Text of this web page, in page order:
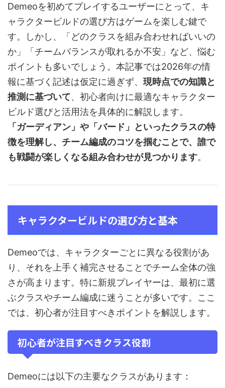
Demeoを初めてプレイするユーザーにとって、キ
ャラクタービルドの選び方はゲームを楽しむ鍵で
す。しかし、「どのクラスを組み合わせればいいの
か」「チームバランスが取れるか不安」など、悩む
ポイントも多いでしょう。本記事では2026年の情
報に基づく記述は仮定に過ぎず、 現時点での知識と
推測に基づいて、初心者向けに最適なキャラクター
ビルド選びと活用法を具体的に解説します。
「ガーディアン」や「バード」といったクラスの特
徴を理解し、チーム編成のコツを掴むことで、誰で
も戦闘が楽しくなる組み合わせが見つかります。
キャラクタービルドの選び方と基本
Demeoでは、キャラクターごとに異なる役割があ
り、それを上手く補完させることでチーム全体の強
さが高まります。特に新規プレイヤーは、最初に選
ぶクラスやチーム編成に迷うことが多いです。ここ
では、初心者が注目すべきポイントを解説します。
初心者が注目すべきクラス役割
Demeoには以下の主要なクラスがあります：